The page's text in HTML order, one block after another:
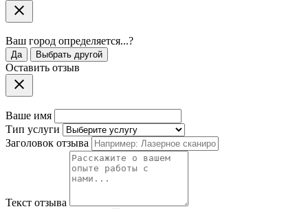
Ваш город определяется...?
Да Выбрать другой
Оставить отзыв
Ваше имя
Тип услуги
Заголовок отзыва
Текст отзыва